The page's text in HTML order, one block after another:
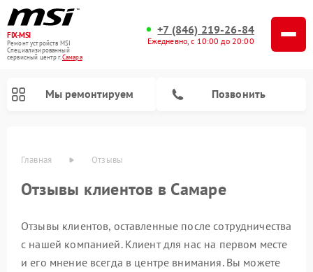
FIX-MSI
Ремонт устройств MSI
Специализированный
cервисный центр г.Самара
+7 (846) 219-26-84
Ежедневно, с 10:00 до 20:00
Мы ремонтируем Позвонить
Главная Отзывы
Отзывы клиентов в Самаре
Отзывы клиентов, оставленные после сотрудничества
с нашей компанией. Клиент для нас на первом месте
и его мнение всегда в центре внимания. Вы можете